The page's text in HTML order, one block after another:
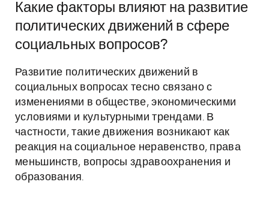
Какие факторы влияют на развитие
политических движений в сфере
социальных вопросов?
Развитие политических движений в
социальных вопросах тесно связано с
изменениями в обществе, экономическими
условиями и культурными трендами. В
частности, такие движения возникают как
реакция на социальное неравенство, права
меньшинств, вопросы здравоохранения и
образования.